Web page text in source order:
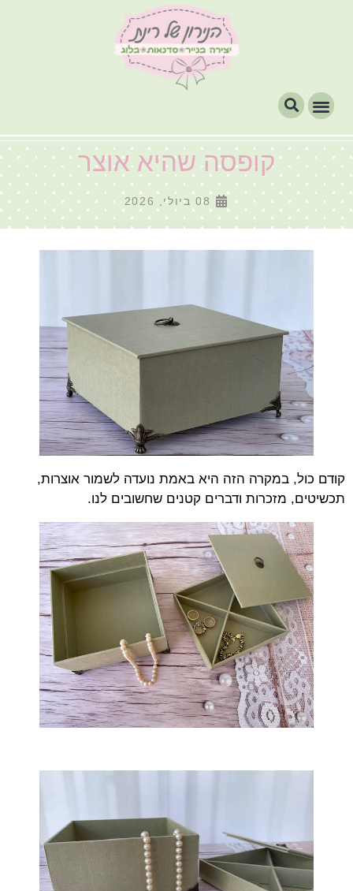
קופסה שהיא אוצר
08 ביולי, 2026
קודם כול, במקרה הזה היא באמת נועדה לשמור אוצרות,
תכשיטים, מזכרות ודברים קטנים שחשובים לנו.